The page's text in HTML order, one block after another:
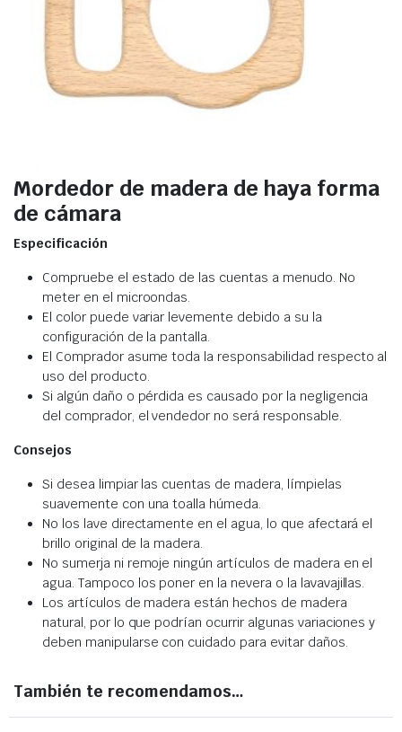
Mordedor de madera de haya forma
de cámara
Especificación
Compruebe el estado de las cuentas a menudo. No
meter en el microondas.
El color puede variar levemente debido a su la
configuración de la pantalla.
El Comprador asume toda la responsabilidad respecto al
uso del producto.
Si algún daño o pérdida es causado por la negligencia
del comprador, el vendedor no será responsable.
Consejos
Si desea limpiar las cuentas de madera, límpielas
suavemente con una toalla húmeda.
No los lave directamente en el agua, lo que afectará el
brillo original de la madera.
No sumerja ni remoje ningún artículos de madera en el
agua. Tampoco los poner en la nevera o la lavavajillas.
Los artículos de madera están hechos de madera
natural, por lo que podrían ocurrir algunas variaciones y
deben manipularse con cuidado para evitar daños.
También te recomendamos…